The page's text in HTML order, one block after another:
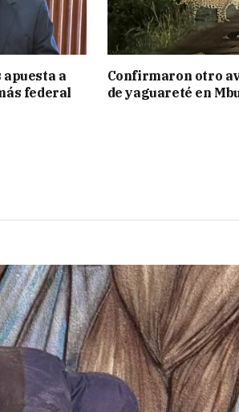
a
federal
Confirmaron otro
de yaguareté en